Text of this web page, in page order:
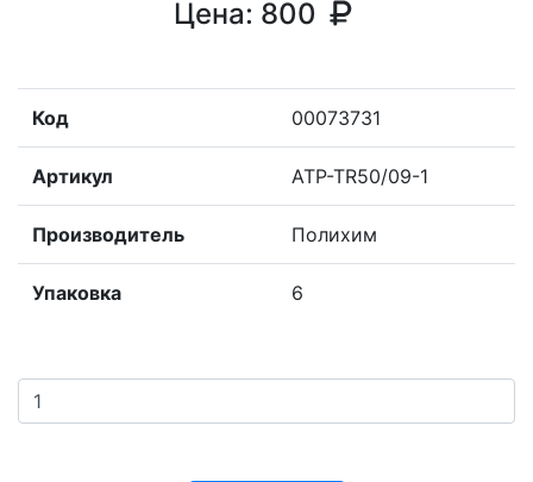
Цена: 800
Код 00073731
Артикул ATP-TR50/09-1
Производитель Полихим
Упаковка 6